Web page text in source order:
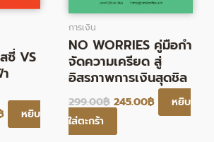
ซี่ VS
หยิบ
การเงิน
NO WORRIES คู่มือกํา
จัดความเครียด สู่
อิสรภาพการเงินสุดชิล
299.00฿ 245.00฿
หยิบ
ใส่ตะกร้า